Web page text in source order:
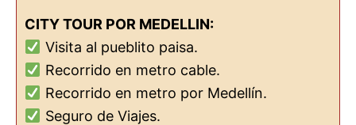
CITY TOUR POR MEDELLIN:
Visita al pueblito paisa.
Recorrido en metro cable.
Recorrido en metro por Medellín.
Seguro de Viajes.